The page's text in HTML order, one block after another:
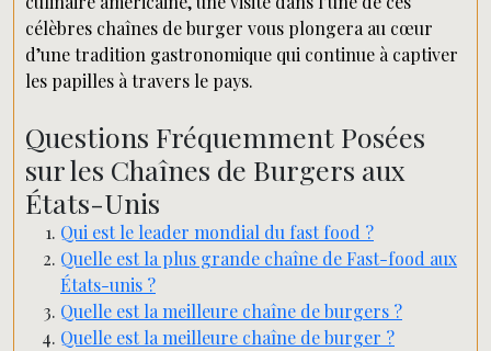
célèbres chaînes de burger vous plongera au cœur
d’une tradition gastronomique qui continue à captiver
les papilles à travers le pays.
Questions Fréquemment Posées
sur les Chaînes de Burgers aux
États-Unis
Qui est le leader mondial du fast food ?
Quelle est la plus grande chaîne de Fast-food aux
États-unis ?
Quelle est la meilleure chaîne de burgers ?
Quelle est la meilleure chaîne de burger ?